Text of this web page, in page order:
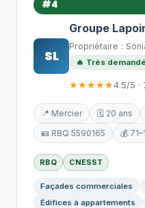
#4
SL
Groupe
Propriétaire :
🔥 Très demandé
★★★★★4.5/5 ·
📍 Mercier 🗓️ 20 ans
🪪 RBQ 5590165
💰
RBQ CNESST
Façades commerciales
Édifices à appartements